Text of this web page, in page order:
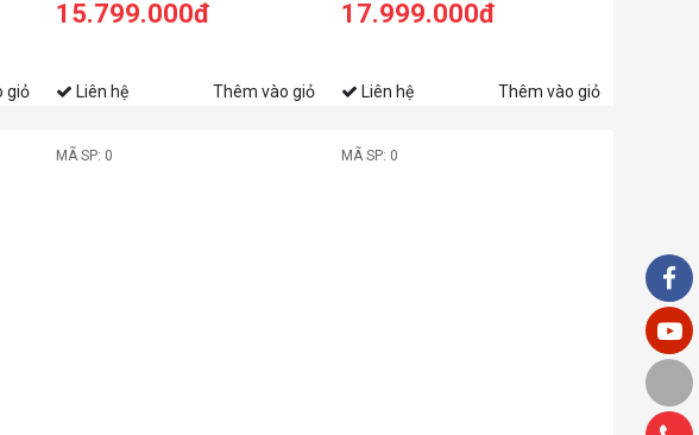
giỏ
FHD/Win11/Vàng)
15.799.000đ
Liên hệ Thêm vào giỏ
FHD/Win11/Vàng)
17.999.000đ
Liên hệ Thêm vào giỏ
MÃ SP: 0 MÃ SP: 0